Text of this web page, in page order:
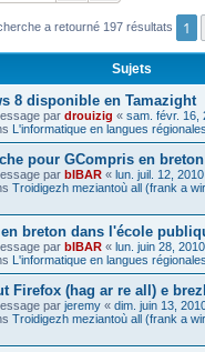
a retourné 197 résultats 1
Sujets
8 disponible en Tamazight
par drouizig « sam. févr. 16,
L'informatique en langues
pour GCompris en breton
par bIBAR « lun. juil. 12,
Troidigezh meziantoù all (frank a
breton dans l'école
par bIBAR « lun. juin 28,
L'informatique en langues
Firefox (hag ar re all) e
par jeremy « dim. juin 13,
Troidigezh meziantoù all (frank a